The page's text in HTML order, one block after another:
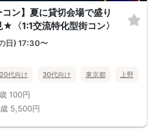
コン】夏に貸切会場で盛り
〈1:1交流特化型街コン〉
日) 17:30〜
20代向け 30代向け 東京都 上野
100円
5,500円